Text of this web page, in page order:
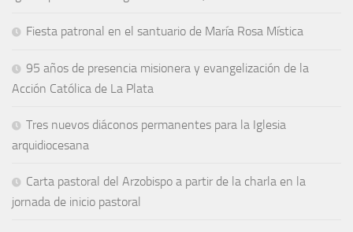
Fiesta patronal en el santuario de María Rosa Mística
95 años de presencia misionera y evangelización de la
Acción Católica de La Plata
Tres nuevos diáconos permanentes para la Iglesia
arquidiocesana
Carta pastoral del Arzobispo a partir de la charla en la
jornada de inicio pastoral